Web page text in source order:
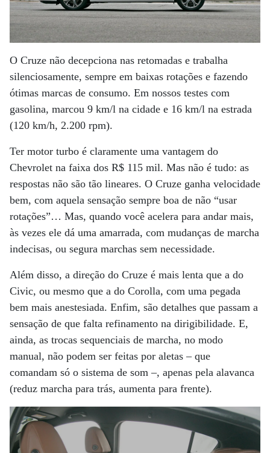
O Cruze não decepciona nas retomadas e trabalha
silenciosamente, sempre em baixas rotações e fazendo
ótimas marcas de consumo. Em nossos testes com
gasolina, marcou 9 km/l na cidade e 16 km/l na estrada
(120 km/h, 2.200 rpm).
Ter motor turbo é claramente uma vantagem do
Chevrolet na faixa dos R$ 115 mil. Mas não é tudo: as
respostas não são tão lineares. O Cruze ganha velocidade
bem, com aquela sensação sempre boa de não “usar
rotações”… Mas, quando você acelera para andar mais,
às vezes ele dá uma amarrada, com mudanças de marcha
indecisas, ou segura marchas sem necessidade.
Além disso, a direção do Cruze é mais lenta que a do
Civic, ou mesmo que a do Corolla, com uma pegada
bem mais anestesiada. Enfim, são detalhes que passam a
sensação de que falta refinamento na dirigibilidade. E,
ainda, as trocas sequenciais de marcha, no modo
manual, não podem ser feitas por aletas – que
comandam só o sistema de som –, apenas pela alavanca
(reduz marcha para trás, aumenta para frente).